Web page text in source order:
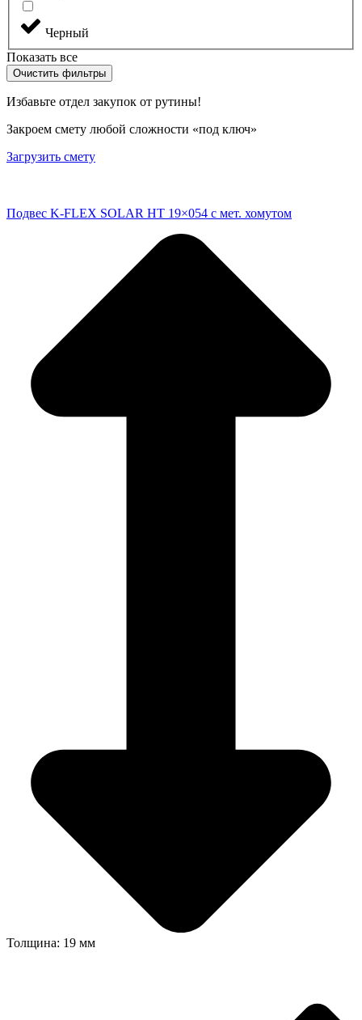
Черный
Показать все
Очистить фильтры
Избавьте отдел закупок от рутины!
Закроем смету любой сложности «под ключ»
Загрузить смету
Подвес K-FLEX SOLAR HT 19×054 с мет. хомутом
Толщина: 19 мм